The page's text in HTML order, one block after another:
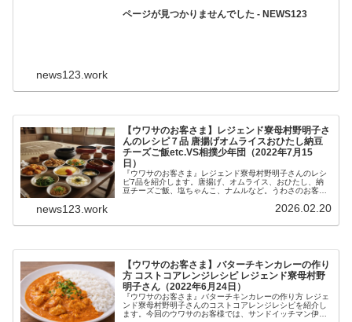
ページが見つかりませんでした - NEWS123
news123.work
【ウワサのお客さま】レジェンド寮母村野明子さ
んのレシピ７品 唐揚げオムライスおひたし納豆
チーズご飯etc.VS相撲少年団（2022年7月15
日）
『ウワサのお客さま』レジェンド寮母村野明子さんのレシ
ピ7品を紹介します。唐揚げ、オムライス、おひたし、納
豆チーズご飯、塩ちゃんこ、ナムルなど。うわさのお客様
news123.work 2026.02.20
【ウワサのお客さま】バターチキンカレーの作り
方 コストコアレンジレシピ レジェンド寮母村野
明子さん（2022年6月24日）
『ウワサのお客さま』バターチキンカレーの作り方 レジェ
ンド寮母村野明子さんのコストコアレンジレシピを紹介し
ます。今回のウワサのお客様では、サンドイッチマン伊達